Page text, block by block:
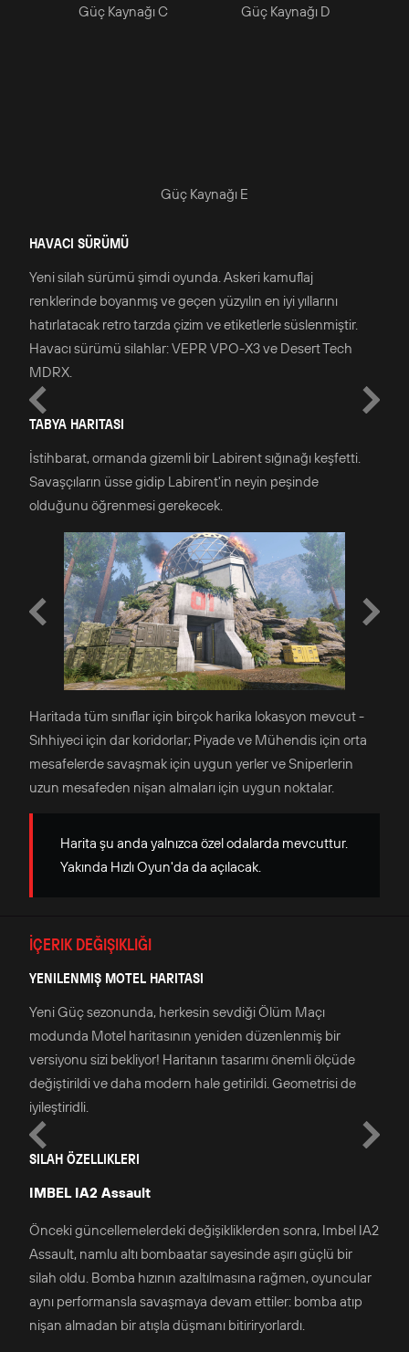
Güç Kaynağı C Güç Kaynağı D
Güç Kaynağı E
HAVACI SÜRÜMÜ
Yeni silah sürümü şimdi oyunda. Askeri kamuflaj
renklerinde boyanmış ve geçen yüzyılın en iyi yıllarını
hatırlatacak retro tarzda çizim ve etiketlerle süslenmiştir.
Havacı sürümü silahlar: VEPR VPO-X3 ve Desert Tech
MDRX.
TABYA HARITASI
İstihbarat, ormanda gizemli bir Labirent sığınağı keşfetti.
Savaşçıların üsse gidip Labirent'in neyin peşinde
olduğunu öğrenmesi gerekecek.
Haritada tüm sınıflar için birçok harika lokasyon mevcut -
Sıhhiyeci için dar koridorlar; Piyade ve Mühendis için orta
mesafelerde savaşmak için uygun yerler ve Sniperlerin
uzun mesafeden nişan almaları için uygun noktalar.
Harita şu anda yalnızca özel odalarda mevcuttur.
Yakında Hızlı Oyun'da da açılacak.
İÇERIK DEĞIŞIKLIĞI
YENILENMIŞ MOTEL HARITASI
Yeni Güç sezonunda, herkesin sevdiği Ölüm Maçı
modunda Motel haritasının yeniden düzenlenmiş bir
versiyonu sizi bekliyor! Haritanın tasarımı önemli ölçüde
değiştirildi ve daha modern hale getirildi. Geometrisi de
iyileştiridli.
SILAH ÖZELLIKLERI
IMBEL IA2 Assault
Önceki güncellemelerdeki değişikliklerden sonra, Imbel IA2
Assault, namlu altı bombaatar sayesinde aşırı güçlü bir
silah oldu. Bomba hızının azaltılmasına rağmen, oyuncular
aynı performansla savaşmaya devam ettiler: bomba atıp
nişan almadan bir atışla düşmanı bitiriryorlardı.